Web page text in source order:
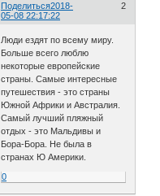
Поделиться 2
2018-
05-08 22:17:22
Люди ездят по всему миру.
Больше всего люблю
некоторые европейские
страны. Самые интересные
путешествия - это страны
Южной Африки и Австралия.
Самый лучший пляжный
отдых - это Мальдивы и
Бора-Бора. Не была в
странах Ю Америки.
0